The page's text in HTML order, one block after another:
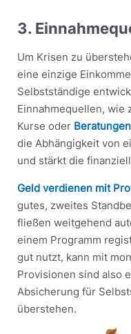
3.
Um Krisen zu
eine einzige
Selbstständige
Einnahmequellen, wie
Kurse oder Beratungen
die Abhängigkeit von
und stärkt die
Geld verdienen mit
gutes, zweites
fließen weitgehend
einem Programm
gut nutzt, kann mit
Provisionen sind also
Absicherung für
überstehen.